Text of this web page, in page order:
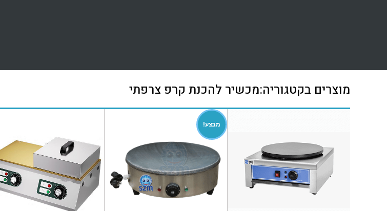
מוצרים בקטגוריה:מכשיר להכנת קרפ צרפתי
מבצע!